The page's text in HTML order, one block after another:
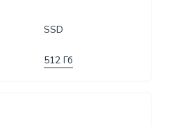
SSD
512 Гб